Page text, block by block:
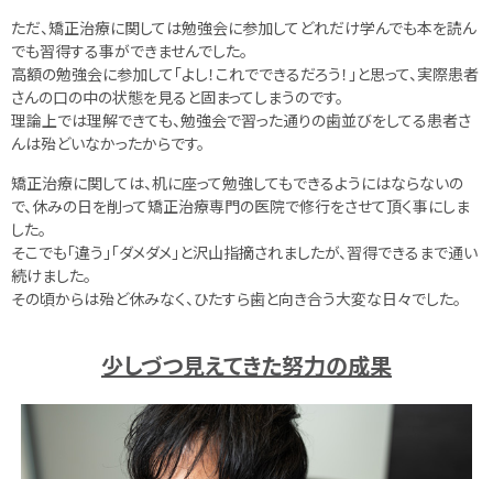
ただ、矯正治療に関しては勉強会に参加してどれだけ学んでも本を読ん
でも習得する事ができませんでした。
高額の勉強会に参加して「よし！これでできるだろう！」と思って、実際患者
さんの口の中の状態を見ると固まってしまうのです。
理論上では理解できても、勉強会で習った通りの歯並びをしてる患者さ
んは殆どいなかったからです。
矯正治療に関しては、机に座って勉強してもできるようにはならないの
で、休みの日を削って矯正治療専門の医院で修行をさせて頂く事にしま
した。
そこでも「違う」「ダメダメ」と沢山指摘されましたが、習得できるまで通い
続けました。
その頃からは殆ど休みなく、ひたすら歯と向き合う大変な日々でした。
少しづつ見えてきた努力の成果